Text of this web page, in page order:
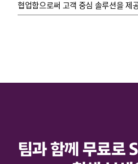
협업함으로써 고객 중심 솔루션을 제
팀과 함께 무료로